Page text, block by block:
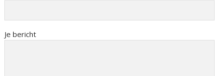
Je bericht